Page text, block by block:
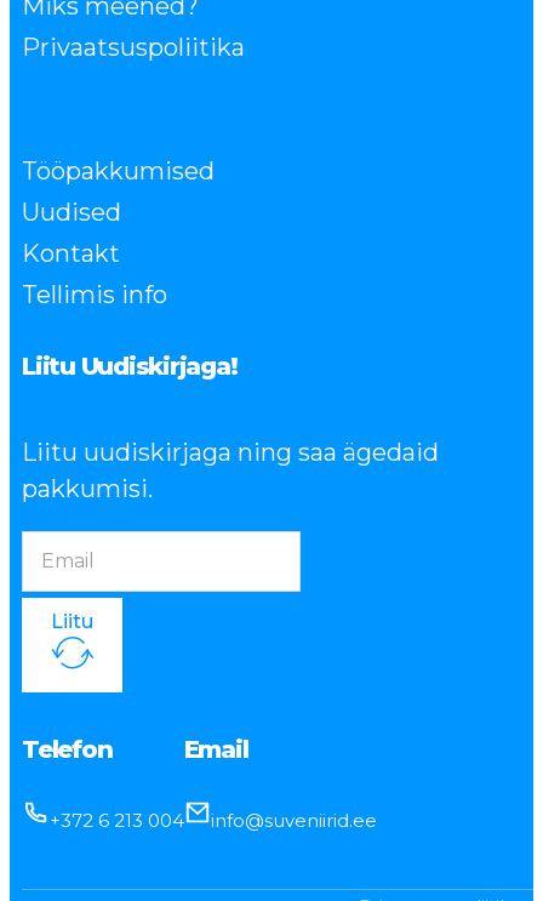
Miks meened?
Privaatsuspoliitika
Tööpakkumised
Uudised
Kontakt
Tellimis info
Liitu Uudiskirjaga!
Liitu uudiskirjaga ning saa ägedaid
pakkumisi.
Liitu
Telefon
+372 6 213 004
Email
info@suveniirid.ee